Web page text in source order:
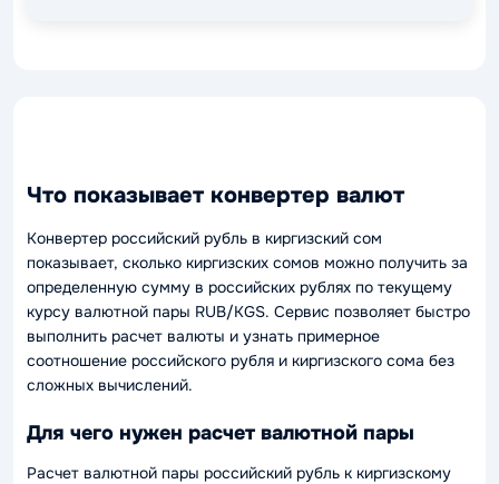
Что показывает конвертер валют
Конвертер российский рубль в киргизский сом
показывает, сколько киргизских сомов можно получить за
определенную сумму в российских рублях по текущему
курсу валютной пары RUB/KGS. Сервис позволяет быстро
выполнить расчет валюты и узнать примерное
соотношение российского рубля и киргизского сома без
сложных вычислений.
Для чего нужен расчет валютной пары
Расчет валютной пары российский рубль к киргизскому